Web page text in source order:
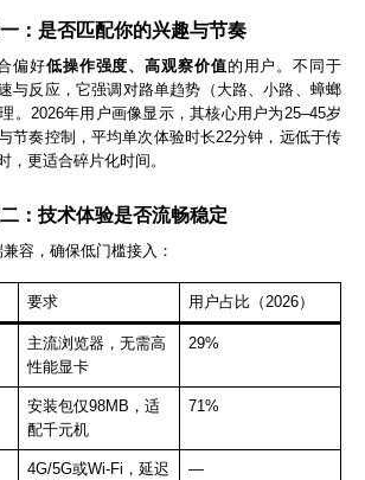
：是否匹配你的兴趣与节奏
偏好低操作强度、高观察价值的用户。不同于
与反应，它强调对路单趋势（大路、小路、蟑螂
。2026年用户画像显示，其核心用户为25–45岁
节奏控制，平均单次体验时长22分钟，远低于传
，更适合碎片化时间。
：技术体验是否流畅稳定
容，确保低门槛接入：
要求 用户占比（2026）
主流浏览器，无需高
性能显卡
29%
安装包仅98MB，适
配千元机
71%
4G/5G或Wi-Fi，延迟
—